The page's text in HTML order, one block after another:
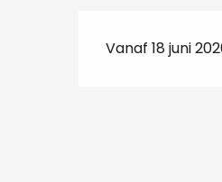
Vanaf 18 juni